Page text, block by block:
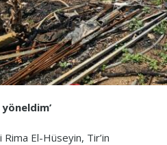
El-Hüseyin, Tir’in